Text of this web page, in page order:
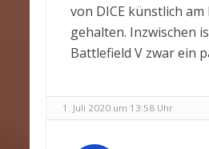
von DICE künstlich am
gehalten. Inzwischen
Battlefield V zwar ein
1. Juli 2020 um 13:58 Uhr